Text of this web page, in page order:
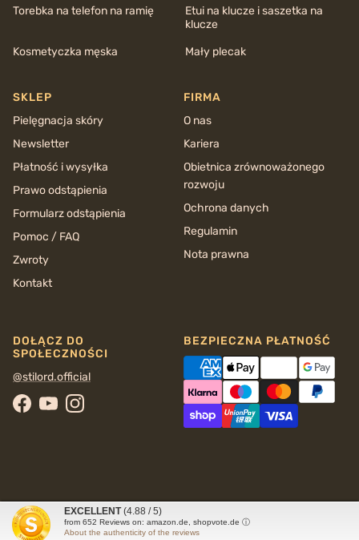
Torebka na telefon na ramię
Etui na klucze i saszetka na
klucze
Kosmetyczka męska
Mały plecak
SKLEP
Pielęgnacja skóry
Newsletter
Płatność i wysyłka
Prawo odstąpienia
Formularz odstąpienia
Pomoc / FAQ
Zwroty
Kontakt
FIRMA
O nas
Kariera
Obietnica zrównoważonego
rozwoju
Ochrona danych
Regulamin
Nota prawna
DOŁĄCZ DO
SPOŁECZNOŚCI
@stilord.official
Facebook
YouTubeInstagram
BEZPIECZNA PŁATNOŚĆ
© 2026STILORD
EXCELLENT (4.88 / 5)
from 652 Reviews on: amazon.de, shopvote.de ⓘ
About the authenticity of the reviews